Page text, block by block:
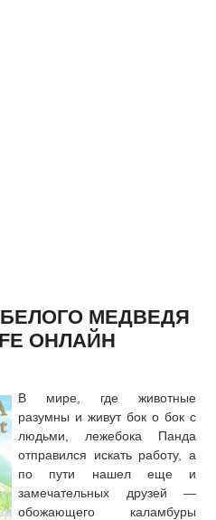
МЕДВЕДЯ
ОНЛАЙН
В мире, где животные
разумны и живут бок о бок с
людьми, лежебока Панда
отправился искать работу, а
по пути нашел еще и
замечательных друзей —
обожающего каламбуры